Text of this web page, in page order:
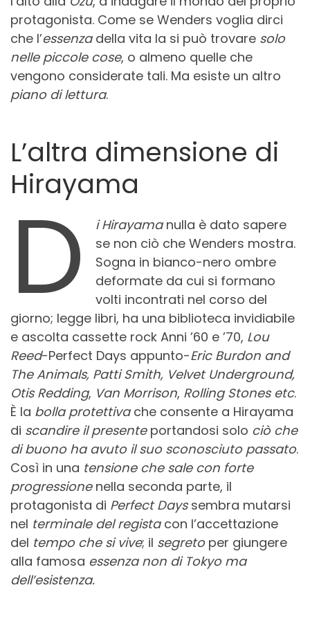
protagonista. Come se Wenders voglia dirci
che l’essenzadella vita la si può trovare solo
nelle piccole cose, o almeno quelle che
vengono considerate tali. Ma esiste un altro
piano di lettura.
L’altra dimensione di
Hirayama
D i Hirayamanulla è dato sapere
se non ciò che Wenders mostra.
Sogna in bianco-nero ombre
deformate da cui si formano
volti incontrati nel corso del
giorno; legge libri, ha una biblioteca invidiabile
e ascolta cassette rock Anni ’60 e ’70, Lou
Reed-Perfect Days appunto-Eric Burdon and
The Animals, Patti Smith, Velvet Underground,
Otis Redding, Van Morrison, Rolling Stones etc.
È la bolla protettivache consente a Hirayama
di scandire il presente portandosi solo ciò che
di buono ha avuto il suo sconosciuto passato.
Così in una tensione che sale con forte
progressionenella seconda parte, il
protagonista di Perfect Dayssembra mutarsi
nel terminale del registacon l’accettazione
del tempo che si vive; il segreto per giungere
alla famosa essenza non di Tokyo ma
dell’esistenza.